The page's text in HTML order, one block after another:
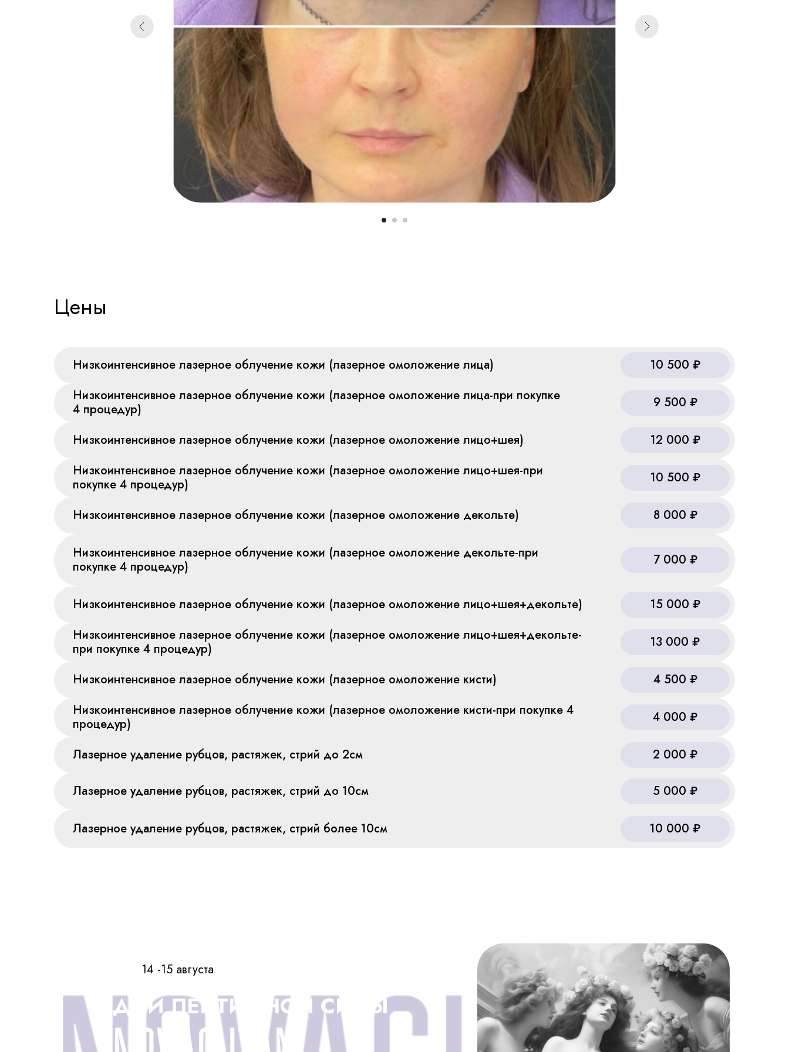
Низкоинтенсивное лазерное облучение кожи (лазерное омоложение лица)
10 500 ₽
Низкоинтенсивное лазерное облучение кожи (лазерное омоложение лица-при покупке
4 процедур)
9 500 ₽
Низкоинтенсивное лазерное облучение кожи (лазерное омоложение лицо+шея)
12 000 ₽
Низкоинтенсивное лазерное облучение кожи (лазерное омоложение лицо+шея-при
покупке 4 процедур)
10 500 ₽
Низкоинтенсивное лазерное облучение кожи (лазерное омоложение декольте) 8 000 ₽
Низкоинтенсивное лазерное облучение кожи (лазерное омоложение декольте-при
покупке 4 процедур)
7 000 ₽
Низкоинтенсивное лазерное облучение кожи (лазерное омоложение лицо+шея+декольте)
15 000 ₽
Низкоинтенсивное лазерное облучение кожи (лазерное омоложение лицо+шея+декольте-
при покупке 4 процедур)
13 000 ₽
Низкоинтенсивное лазерное облучение кожи (лазерное омоложение кисти)
4 500 ₽
Низкоинтенсивное лазерное облучение кожи (лазерное омоложение кисти-при покупке 4
процедур)
4 000 ₽
Лазерное удаление рубцов, растяжек, стрий до 2см 2 000 ₽
Лазерное удаление рубцов, растяжек, стрий до 10см 5 000 ₽
Лазерное удаление рубцов, растяжек, стрий более 10см 10 000 ₽
Цены
14 -15 августа
ДНИ ПЕПТИДНОЙ СИЛЫ